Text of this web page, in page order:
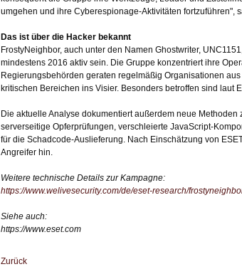
umgehen und ihre Cyberespionage-Aktivitäten fortzuführen",
Das ist über die Hacker bekannt
FrostyNeighbor, auch unter den Namen Ghostwriter,
mindestens 2016 aktiv sein. Die Gruppe konzentriert ihre
Regierungsbehörden geraten regelmäßig Organisationen
kritischen Bereichen ins Visier. Besonders betroffen sind laut
Die aktuelle Analyse dokumentiert außerdem neue
serverseitige Opferprüfungen, verschleierte JavaScript-
für die Schadcode-Auslieferung. Nach Einschätzung von
Angreifer hin.
Weitere technische Details zur Kampagne:
https://www.welivesecurity.com/de/eset-research/
Siehe auch:
https://www.eset.com
Zurück